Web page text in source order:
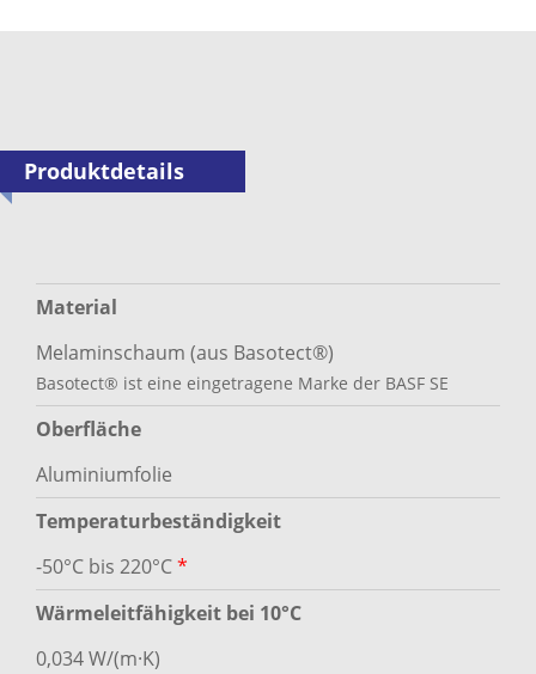
Produktdetails
Material
Melaminschaum (aus Basotect®)
Basotect® ist eine eingetragene Marke der BASF SE
Oberfläche
Aluminiumfolie
Temperaturbeständigkeit
-50°C bis 220°C*
Wärmeleitfähigkeit bei 10°C
0,034 W/(m·K)